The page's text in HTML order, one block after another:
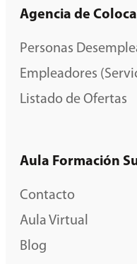
Agencia de
Personas
Empleadores
Listado de Ofertas
Aula Formación
Contacto
Aula Virtual
Blog